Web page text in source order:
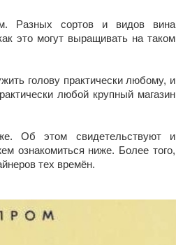
Разных сортов и видов вина
это могут выращивать на таком
голову практически любому, и
любой крупный магазин
Об этом свидетельствуют и
ознакомиться ниже. Более того,
тех времён.